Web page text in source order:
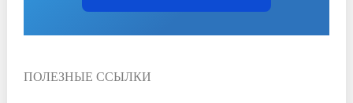
ПОЛЕЗНЫЕ ССЫЛКИ